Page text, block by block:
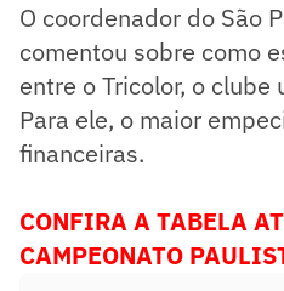
O coordenador do São
comentou sobre como
entre o Tricolor, o clube
Para ele, o maior
financeiras.
CONFIRA A TABELA
CAMPEONATO